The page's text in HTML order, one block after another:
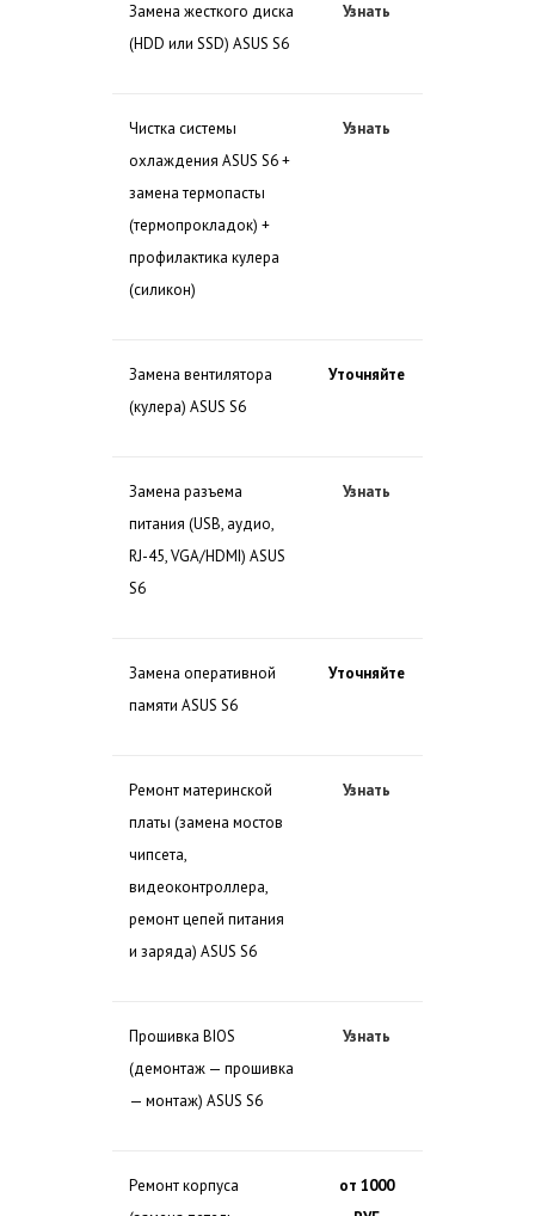
Замена жесткого диска
(HDD или SSD) ASUS S6
Узнать
Чистка системы
охлаждения ASUS S6 +
замена термопасты
(термопрокладок) +
профилактика кулера
(силикон)
Узнать
Замена вентилятора
(кулера) ASUS S6
Уточняйте
Замена разъема
питания (USB, аудио,
RJ-45, VGA/HDMI) ASUS
S6
Узнать
Замена оперативной
памяти ASUS S6
Уточняйте
Ремонт материнской
платы (замена мостов
чипсета,
видеоконтроллера,
ремонт цепей питания
и заряда) ASUS S6
Узнать
Прошивка BIOS
(демонтаж — прошивка
— монтаж) ASUS S6
Узнать
Ремонт корпуса
от 1000